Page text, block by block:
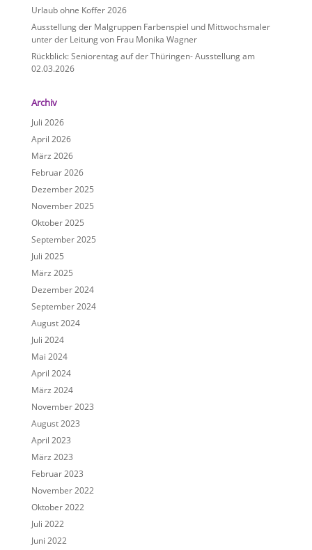
Urlaub ohne Koffer 2026
Ausstellung der Malgruppen Farbenspiel und Mittwochsmaler
unter der Leitung von Frau Monika Wagner
Rückblick: Seniorentag auf der Thüringen- Ausstellung am
02.03.2026
Archiv
Juli 2026
April 2026
März 2026
Februar 2026
Dezember 2025
November 2025
Oktober 2025
September 2025
Juli 2025
März 2025
Dezember 2024
September 2024
August 2024
Juli 2024
Mai 2024
April 2024
März 2024
November 2023
August 2023
April 2023
März 2023
Februar 2023
November 2022
Oktober 2022
Juli 2022
Juni 2022